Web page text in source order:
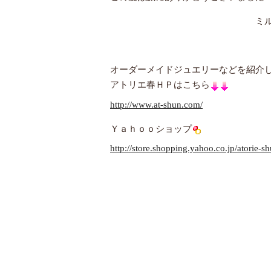
ミルミル
オーダーメイドジュエリーなどを紹介
アトリエ春ＨＰはこちら
http://www.at-shun.com/
Ｙａｈｏｏショップ
http://store.shopping.yahoo.co.jp/atorie-